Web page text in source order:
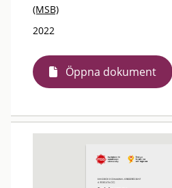
(MSB)
2022
Öppna dokument